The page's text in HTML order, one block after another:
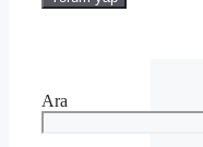
Ara